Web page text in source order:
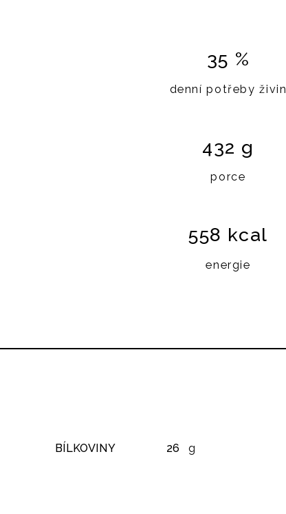
35 %
denní potřeby živin
432 g
porce
558 kcal
energie
BÍLKOVINY 26 g